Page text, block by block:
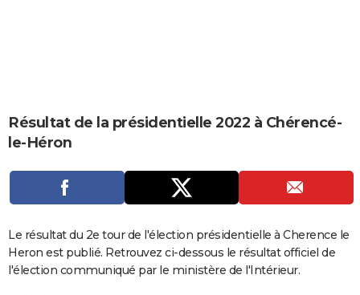
CARTE DE VOEUX
Carte de Noël
Carte Bonne année
Carte Saint-Valentin
Carte Pâques
Carte d'anniversaire
DICTIONNAIRE
Dictionnaire
Biographies
Expressions
Proverbes
PROGRAMME TV
S'inscrire
Se connecter
Lycées
Collèges
Primaires
Universités
Entreprises
Service militaire
Avis de recherche
AVIS DE DÉCÈS
Résultat de la présidentielle 2022 à Chérencé-
le-Héron
Le résultat du 2e tour de l'élection présidentielle à Cherence le
Heron est publié. Retrouvez ci-dessous le résultat officiel de
l'élection communiqué par le ministère de l'Intérieur.